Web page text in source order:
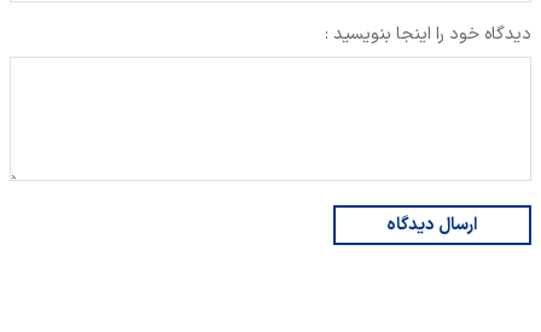
دیدگاه خود را اینجا بنویسید :
ارسال دیدگاه